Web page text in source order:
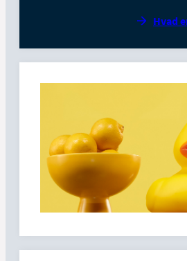
Hvad